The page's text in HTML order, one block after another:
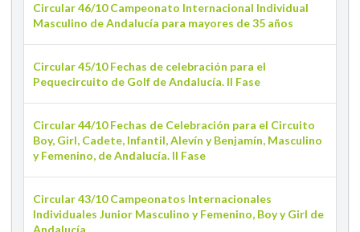
Circular 46/10 Campeonato Internacional Individual
Masculino de Andalucía para mayores de 35 años
Circular 45/10 Fechas de celebración para el
Pequecircuito de Golf de Andalucía. II Fase
Circular 44/10 Fechas de Celebración para el Circuito
Boy, Girl, Cadete, Infantil, Alevín y Benjamín, Masculino
y Femenino, de Andalucía. II Fase
Circular 43/10 Campeonatos Internacionales
Individuales Junior Masculino y Femenino, Boy y Girl de